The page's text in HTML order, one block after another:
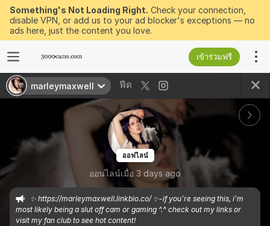
Something's Not Loading Right. Check your connection,
disable VPN, or add us to your ad blocker's exceptions — no
ads here, just the content you love.
เข้าร่วมฟรี
marleymaxwell ฟีด
ออฟไลน์
ออนไลน์เมื่อ 3 days ago
✨ https://marleymaxwell.linkbio.co/ ✨-if you’re seeing this, i’m
most likely being a slut off cam or gaming ^.^ check out my links or
visit my fan club to see hot content!